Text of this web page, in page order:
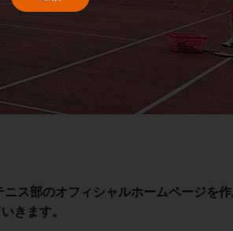
ス部のオフィシャルホームページを作
きます。